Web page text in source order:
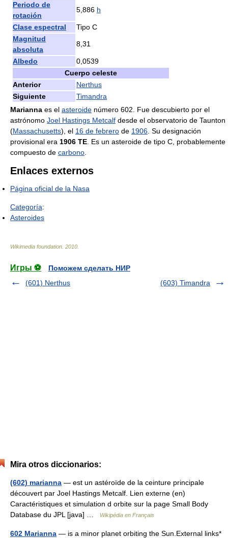
Periodo de
rotación
5,886 h
Clase espectral
Tipo C
Magnitud
absoluta
8,31
Albedo
0,0539
Cuerpo celeste
Anterior
Nerthus
Siguiente
Timandra
Marianna es el asteroide número 602. Fue descubierto por el
astrónomo Joel Hastings Metcalf desde el observatorio de Taunton
(Massachusetts), el 16 de febrero de 1906 . Su designación
provisional era 1906 TE . Es un asteroide de tipo C, probablemente
compuesto de carbono
Enlaces externos
Página oficial de la Nasa
Categoría:
Asteroides
Wikimedia foundation 2010
Игры ⚽
Поможем сделать НИР
(601) Nerthus
(603) Timandra
Mira otros diccionarios:
(602) marianna — est un astéroïde de la ceinture principale
découvert par Joel Hastings Metcalf. Lien externe (en)
Caractéristiques et simulation d orbite sur la page Small Body
Database du JPL [java] …
Wikipédia en Français
602 Marianna — is a minor planet orbiting the Sun.External links*